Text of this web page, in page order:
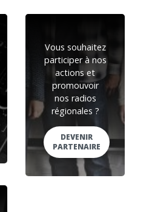
Vous souhaitez
participer à nos
actions et
promouvoir
nos radios
régionales ?
DEVENIR
PARTENAIRE